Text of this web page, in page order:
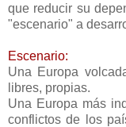
que reducir su
"escenario" a
Escenario:
Una Europa
libres, propias.
Una Europa más
conflictos de los